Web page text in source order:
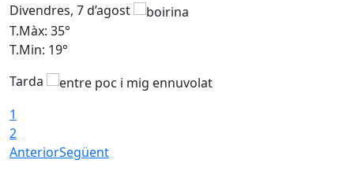
Divendres, 7 d’agost
T.Màx: 35°
T.Min: 19°
Tarda
1
2
AnteriorSegüent